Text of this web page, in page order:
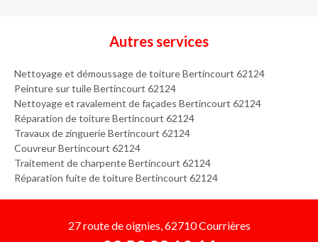
Autres services
Nettoyage et démoussage de toiture Bertincourt 62124
Peinture sur tuile Bertincourt 62124
Nettoyage et ravalement de façades Bertincourt 62124
Réparation de toiture Bertincourt 62124
Travaux de zinguerie Bertincourt 62124
Couvreur Bertincourt 62124
Traitement de charpente Bertincourt 62124
Réparation fuite de toiture Bertincourt 62124
27 route de oignies, 62710 Courrières